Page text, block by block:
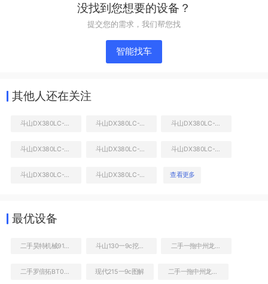
工作和回转装置
小臂整体左后
没找到您想要的设备？
提交您的需求，我们帮您找
智能找车
其他人还在关注
查看更多
最优设备
斗山130一9c挖掘机图片
现代215一9c图解